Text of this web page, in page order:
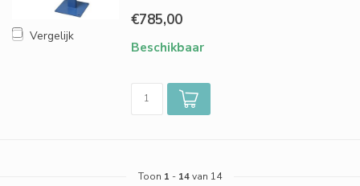
Vergelijk
€785,00
Beschikbaar
Toon 1 - 14van 14